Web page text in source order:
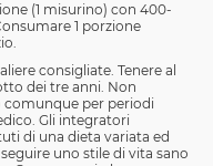
(1 misurino) con 400-
1 porzione
consigliate. Tenere al
dei tre anni. Non
comunque per periodi
Gli integratori
di una dieta variata ed
uno stile di vita sano